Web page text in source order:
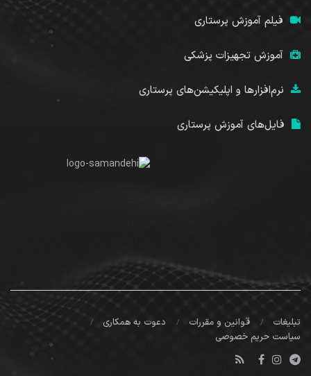
فیلم آموزش پرستاری
آموزش تجهیزات پزشکی
نرم‌افزارها و اپلیکیشن‌های پرستاری
فایل‌های آموزش پرستاری
تبلیغات قوانین و مقررات
دعوت به همکاری
سیاست حریم خصوصی